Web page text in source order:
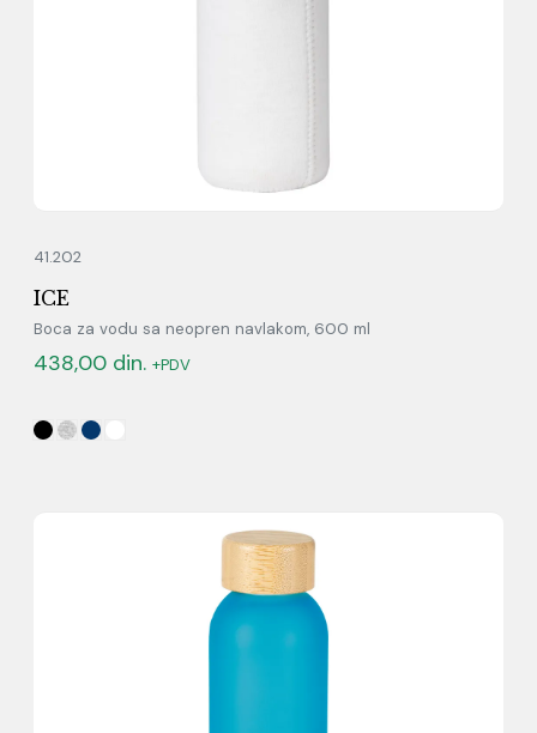
41.202
ICE
Boca za vodu sa neopren navlakom, 600 ml
438,00 din. +PDV